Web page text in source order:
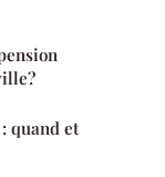
quand et